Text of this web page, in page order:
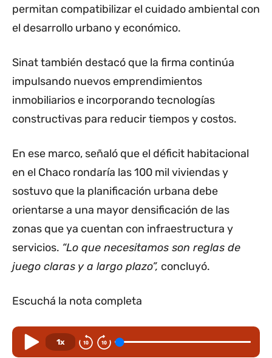
permitan compatibilizar el cuidado ambiental con
el desarrollo urbano y económico.
Sinat también destacó que la firma continúa
impulsando nuevos emprendimientos
inmobiliarios e incorporando tecnologías
constructivas para reducir tiempos y costos.
En ese marco, señaló que el déficit habitacional
en el Chaco rondaría las 100 mil viviendas y
sostuvo que la planificación urbana debe
orientarse a una mayor densificación de las
zonas que ya cuentan con infraestructura y
servicios. “Lo que necesitamos son reglas de
juego claras y a largo plazo”, concluyó.
Escuchá la nota completa
1x